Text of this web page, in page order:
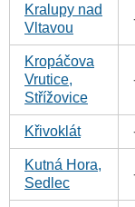
Kralupy nad
Vltavou
Kropáčova
Vrutice,
Střížovice
Křivoklát
Kutná Hora,
Sedlec